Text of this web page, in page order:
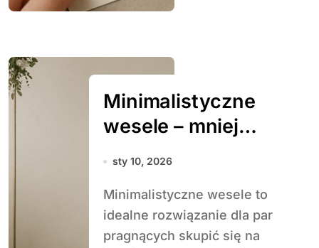
Minimalistyczne
wesele – mniej
znaczy więcej
sty 10, 2026
Minimalistyczne wesele to
idealne rozwiązanie dla par
pragnących skupić się na